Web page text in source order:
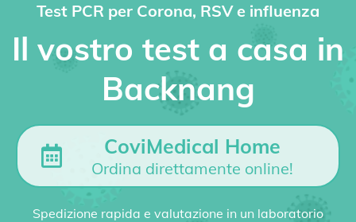
Test PCR per Corona, RSV e influenza
Il vostro test a casa in
Backnang
CoviMedical Home
Ordina direttamente online!
Spedizione rapida e valutazione in un laboratorio